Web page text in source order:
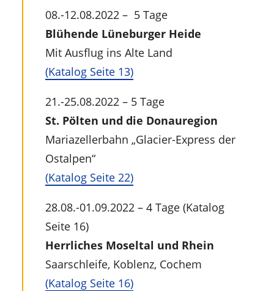
08.-12.08.2022 – 5 Tage
Blühende Lüneburger Heide
Mit Ausflug ins Alte Land
(Katalog Seite 13)
21.-25.08.2022 – 5 Tage
St. Pölten und die Donauregion
Mariazellerbahn „Glacier-Express der
Ostalpen“
(Katalog Seite 22)
28.08.-01.09.2022 – 4 Tage (Katalog
Seite 16)
Herrliches Moseltal und Rhein
Saarschleife, Koblenz, Cochem
(Katalog Seite 16)